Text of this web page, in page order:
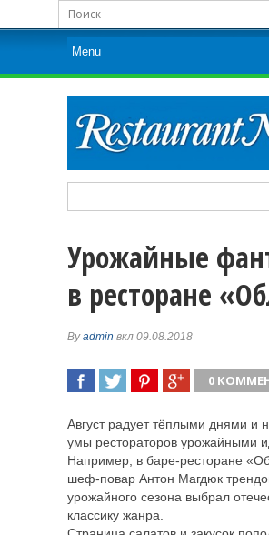
Урожайные
в ресторане
Byadmin вкл 09.08.2018
0
Август радует тёплыми днями и
умы рестораторов урожайными
Например, в баре-ресторане
шеф-повар Антон Магдюк
урожайного сезона выбрал
классику жанра.